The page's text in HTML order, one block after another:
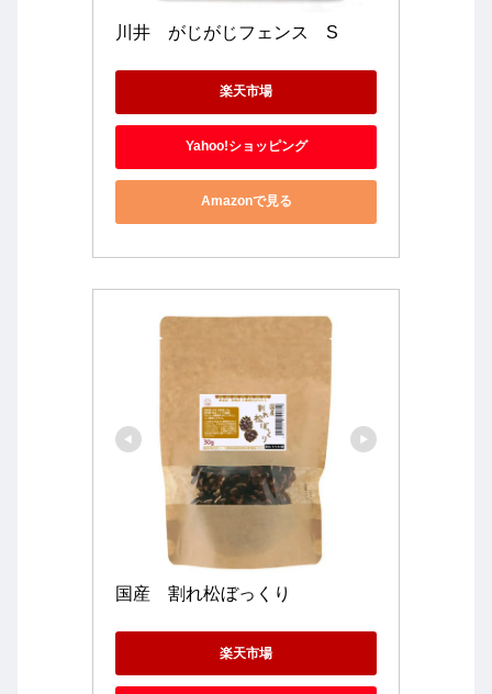
川井　がじがじフェンス　S
楽天市場
Yahoo!ショッピング
Amazonで見る
国産　割れ松ぼっくり
楽天市場